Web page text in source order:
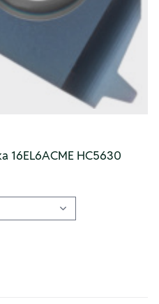
16EL6ACME HC5630
hinzufügen